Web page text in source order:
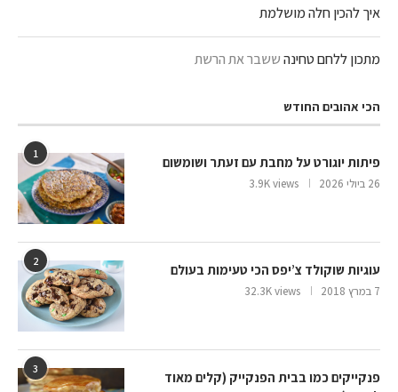
איך להכין חלה מושלמת
מתכון ללחם טחינהששבר את הרשת
הכי אהובים החודש
1
פיתות יוגורט על מחבת עם זעתר ושומשום
26 ביולי 2026 3.9K views
2
עוגיות שוקולד צ’יפס הכי טעימות בעולם
7 במרץ 2018 32.3K views
3
פנקייקים כמו בבית הפנקייק (קלים מאוד